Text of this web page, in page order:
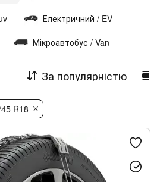
Електричний / EV
Мікроавтобус / Van
За популярністю
R18